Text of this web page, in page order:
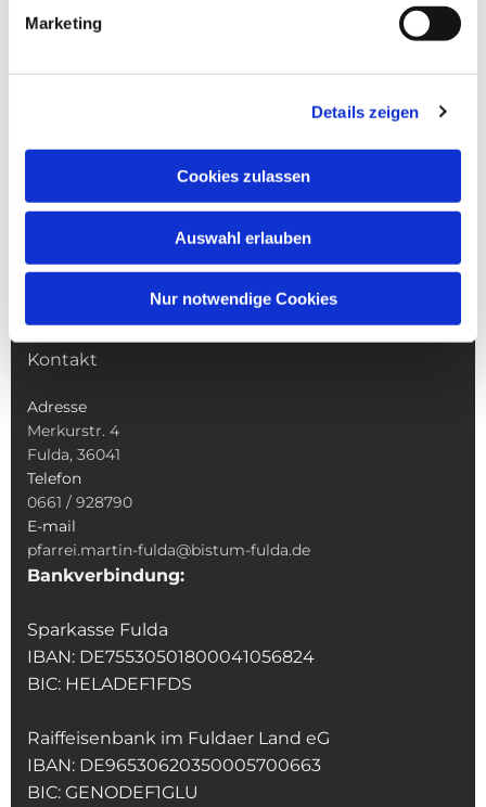
Marketing
Details zeigen
Cookies zulassen
Auswahl erlauben
Nur notwendige Cookies
Gottesdienste
Veranstaltungen & Angebote
Kindertagesstätte St. Andreas
Kontakt
Adresse
Merkurstr. 4
Fulda, 36041
Telefon
0661 / 928790
E-mail
pfarrei.martin-fulda@bistum-fulda.de
Bankverbindung:
Sparkasse Fulda
IBAN: DE75530501800041056824
BIC: HELADEF1FDS
Raiffeisenbank im Fuldaer Land eG
IBAN: DE96530620350005700663
BIC: GENODEF1GLU